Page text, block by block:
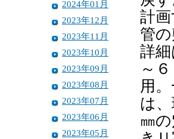
2024年01月
2023年12月
2023年11月
2023年10月
2023年09月
2023年08月
2023年07月
2023年06月
2023年05月
計
管
詳
～
用
は
㎜